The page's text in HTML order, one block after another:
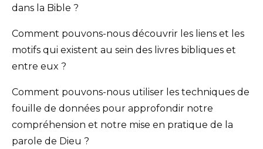
dans la Bible ?
Comment pouvons-nous découvrir les liens et les
motifs qui existent au sein des livres bibliques et
entre eux ?
Comment pouvons-nous utiliser les techniques de
fouille de données pour approfondir notre
compréhension et notre mise en pratique de la
parole de Dieu ?